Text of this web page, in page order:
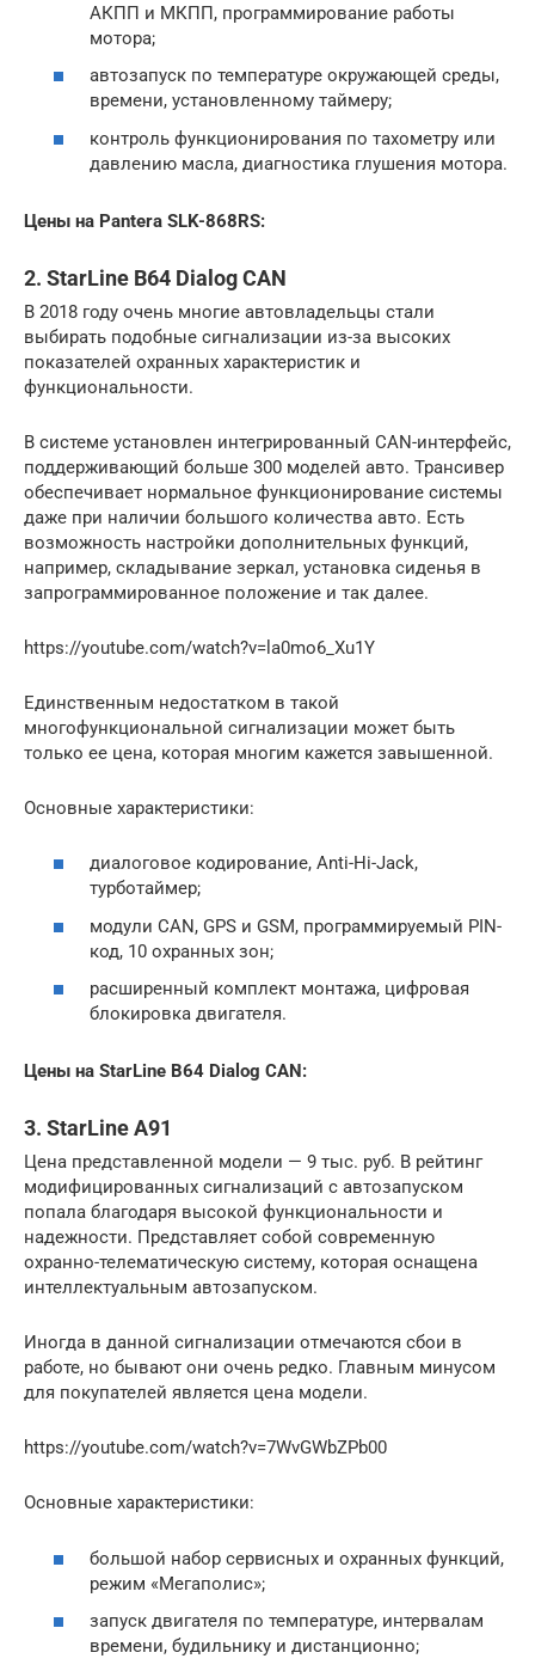
АКПП и МКПП, программирование работы
мотора;
автозапуск по температуре окружающей среды,
времени, установленному таймеру;
контроль функционирования по тахометру или
давлению масла, диагностика глушения мотора.
Цены на Pantera SLK-868RS:
2. StarLine B64 Dialog CAN
В 2018 году очень многие автовладельцы стали
выбирать подобные сигнализации из-за высоких
показателей охранных характеристик и
функциональности.
В системе установлен интегрированный CAN-интерфейс,
поддерживающий больше 300 моделей авто. Трансивер
обеспечивает нормальное функционирование системы
даже при наличии большого количества авто. Есть
возможность настройки дополнительных функций,
например, складывание зеркал, установка сиденья в
запрограммированное положение и так далее.
https://youtube.com/watch?v=la0mo6_Xu1Y
Единственным недостатком в такой
многофункциональной сигнализации может быть
только ее цена, которая многим кажется завышенной.
Основные характеристики:
диалоговое кодирование, Anti-Hi-Jack,
турботаймер;
модули CAN, GPS и GSM, программируемый PIN-
код, 10 охранных зон;
расширенный комплект монтажа, цифровая
блокировка двигателя.
Цены на StarLine B64 Dialog CAN:
3. StarLine A91
Цена представленной модели — 9 тыс. руб. В рейтинг
модифицированных сигнализаций с автозапуском
попала благодаря высокой функциональности и
надежности. Представляет собой современную
охранно-телематическую систему, которая оснащена
интеллектуальным автозапуском.
Иногда в данной сигнализации отмечаются сбои в
работе, но бывают они очень редко. Главным минусом
для покупателей является цена модели.
https://youtube.com/watch?v=7WvGWbZPb00
Основные характеристики:
большой набор сервисных и охранных функций,
режим «Мегаполис»;
запуск двигателя по температуре, интервалам
времени, будильнику и дистанционно;